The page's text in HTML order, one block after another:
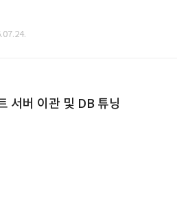
서버 이관 및 DB 튜닝